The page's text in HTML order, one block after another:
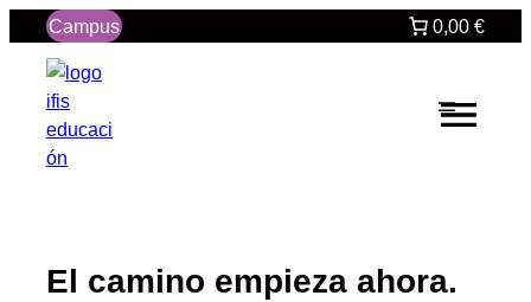
Saltar
contenido
Campus 0,00 €
El camino empieza ahora.